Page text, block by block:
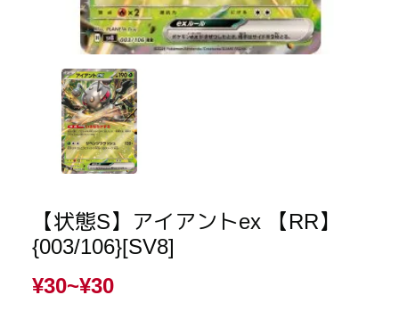
【状態S】アイアントex 【RR】
{003/106}[SV8]
¥30~¥30